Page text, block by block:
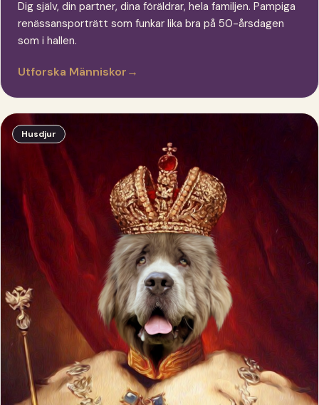
Dig själv, din partner, dina föräldrar, hela familjen. Pampiga
renässansporträtt som funkar lika bra på 50-årsdagen
som i hallen.
Utforska Människor→
Husdjur